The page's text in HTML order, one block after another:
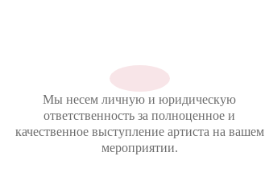
Мы несем личную и юридическую
ответственность за полноценное и
качественное выступление артиста на вашем
мероприятии.